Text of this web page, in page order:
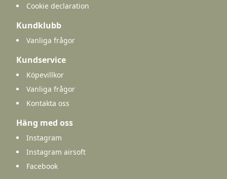
Cookie declaration
Kundklubb
Vanliga frågor
Kundservice
Köpevillkor
Vanliga frågor
Kontakta oss
Häng med oss
Instagram
Instagram airsoft
Facebook